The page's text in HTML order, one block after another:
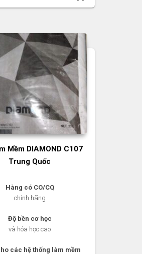
Mềm DIAMOND C107
Trung Quốc
Hàng có CO/CQ
chính hãng
Độ bền cơ học
và hóa học cao
các hệ thống làm mềm